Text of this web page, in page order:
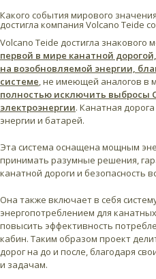
Какого события мирового
достигла компания Volcano Teide
Volcano Teide достигла знакового
первой в мире канатной
на возобновляемой энергии,
системе, не имеющей аналогов в
полностью исключить выбросы
электроэнергии. Канатная
энергии и батарей.
Эта система оснащена мощным
принимать разумные решения,
канатной дороги и безопасность
Она также включает в себя
энергопотреблением для канатных
повысить эффективность
кабин. Таким образом проект
дорог на до и после, благодаря
и задачам.